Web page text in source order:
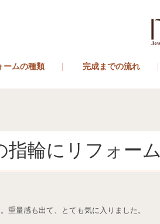
ームの種類 完成までの流れ
指輪にリフォーム
重量感も出て、とても気に入りました。